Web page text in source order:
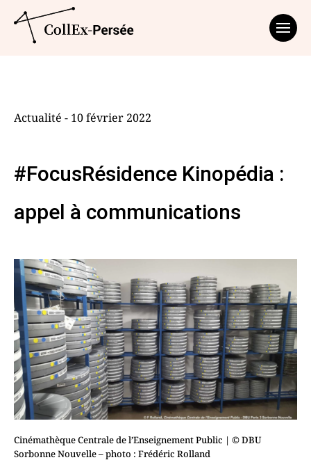
Cinémathèque Centrale de l’Enseignement Public | © DBU
Sorbonne Nouvelle – photo : Frédéric Rolland
Actualité - 10 février 2022
#FocusRésidence Kinopédia :
appel à communications